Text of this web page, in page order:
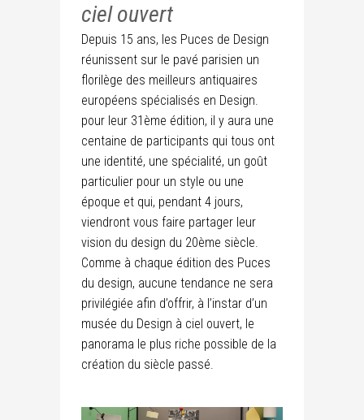
ciel ouvert
Depuis 15 ans, les Puces de Design
réunissent sur le pavé parisien un
florilège des meilleurs antiquaires
européens spécialisés en Design.
pour leur 31ème édition, il y aura une
centaine de participants qui tous ont
une identité, une spécialité, un goût
particulier pour un style ou une
époque et qui, pendant 4 jours,
viendront vous faire partager leur
vision du design du 20ème siècle.
Comme à chaque édition des Puces
du design, aucune tendance ne sera
privilégiée afin d’offrir, à l’instar d’un
musée du Design à ciel ouvert, le
panorama le plus riche possible de la
création du siècle passé.